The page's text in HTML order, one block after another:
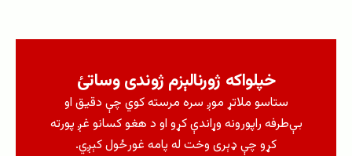
خپلواکه ژورنالېزم ژوندی وساتئ
ستاسو ملاتړ موږ سره مرسته کوي چې دقیق او
بې‌طرفه راپورونه وړاندې کړو او د هغو کسانو غږ پورته
کړو چې ډېری وخت له پامه غورځول کېږي.